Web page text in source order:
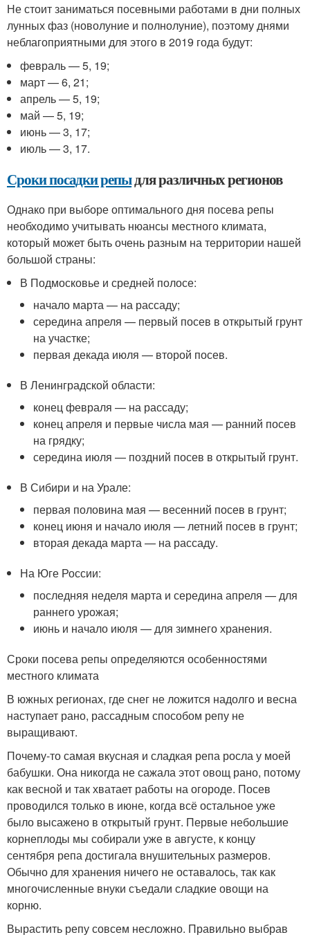
Не стоит заниматься посевными работами в дни полных
лунных фаз (новолуние и полнолуние), поэтому днями
неблагоприятными для этого в 2019 года будут:
февраль — 5, 19;
март — 6, 21;
апрель — 5, 19;
май — 5, 19;
июнь — 3, 17;
июль — 3, 17.
Сроки посадки репыдля различных регионов
Однако при выборе оптимального дня посева репы
необходимо учитывать нюансы местного климата,
который может быть очень разным на территории нашей
большой страны:
В Подмосковье и средней полосе:
начало марта — на рассаду;
середина апреля — первый посев в открытый грунт
на участке;
первая декада июля — второй посев.
В Ленинградской области:
конец февраля — на рассаду;
конец апреля и первые числа мая — ранний посев
на грядку;
середина июля — поздний посев в открытый грунт.
В Сибири и на Урале:
первая половина мая — весенний посев в грунт;
конец июня и начало июля — летний посев в грунт;
вторая декада марта — на рассаду.
На Юге России:
последняя неделя марта и середина апреля — для
раннего урожая;
июнь и начало июля — для зимнего хранения.
Сроки посева репы определяются особенностями
местного климата
В южных регионах, где снег не ложится надолго и весна
наступает рано, рассадным способом репу не
выращивают.
Почему-то самая вкусная и сладкая репа росла у моей
бабушки. Она никогда не сажала этот овощ рано, потому
как весной и так хватает работы на огороде. Посев
проводился только в июне, когда всё остальное уже
было высажено в открытый грунт. Первые небольшие
корнеплоды мы собирали уже в августе, к концу
сентября репа достигала внушительных размеров.
Обычно для хранения ничего не оставалось, так как
многочисленные внуки съедали сладкие овощи на
корню.
Вырастить репу совсем несложно. Правильно выбрав